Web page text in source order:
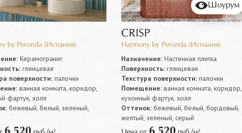
by Peronda (Испания)
Керамогранит
глянцевая
поверхности:палочки
ванная комната, коридор,
фартук, холл
бежевый, белый, зеленый,
Шоурум
CRISP
Harmony by Peronda (Испания)
Назначение:Настенная плитка
Поверхность:глянцевая
Текстура поверхности:палочки
Помещение:ванная комната, коридор,
кухонный фартук, холл
Оттенок:бежевый, белый, бордовый,
желтый, зеленый, серый